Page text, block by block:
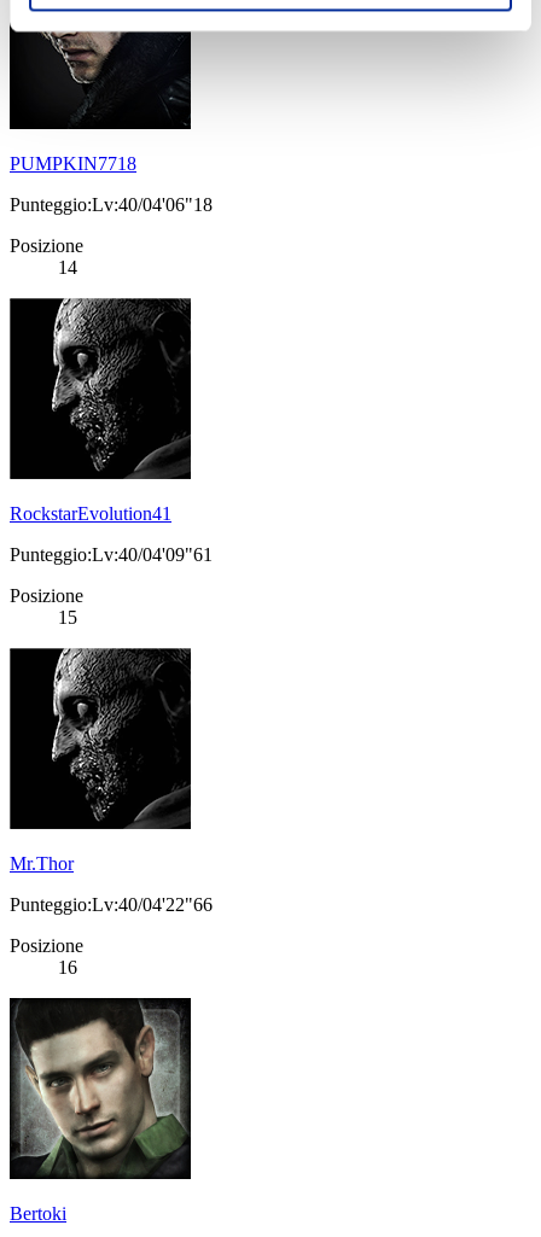
PUMPKIN7718
Punteggio:Lv:40/04'06"18
Posizione
14
RockstarEvolution41
Punteggio:Lv:40/04'09"61
Posizione
15
Mr.Thor
Punteggio:Lv:40/04'22"66
Posizione
16
Bertoki